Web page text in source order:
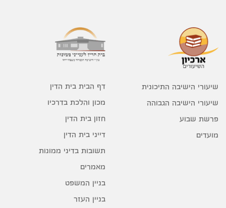
שיעורי הישיבה התיכונית
שיעורי הישיבה הגבוהה
פרשת שבוע
מועדים
דף הבית בית הדין
מכון והלכת בדרכיו
חזון בית הדין
דייני בית הדין
תשובות בדיני ממונות
מאמרים
בניין המשפט
בניין העזר